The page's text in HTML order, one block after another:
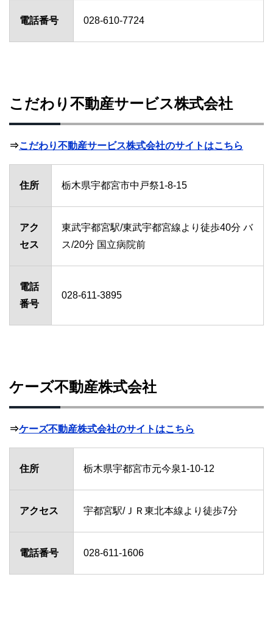
電話番号 028-610-7724
こだわり不動産サービス株式会社
⇒こだわり不動産サービス株式会社のサイトはこちら
住所 栃木県宇都宮市中戸祭1-8-15
アク
セス
東武宇都宮駅/東武宇都宮線より徒歩40分 バ
ス/20分 国立病院前
電話
番号
028-611-3895
ケーズ不動産株式会社
⇒ケーズ不動産株式会社のサイトはこちら
住所 栃木県宇都宮市元今泉1-10-12
アクセス 宇都宮駅/ＪＲ東北本線より徒歩7分
電話番号 028-611-1606